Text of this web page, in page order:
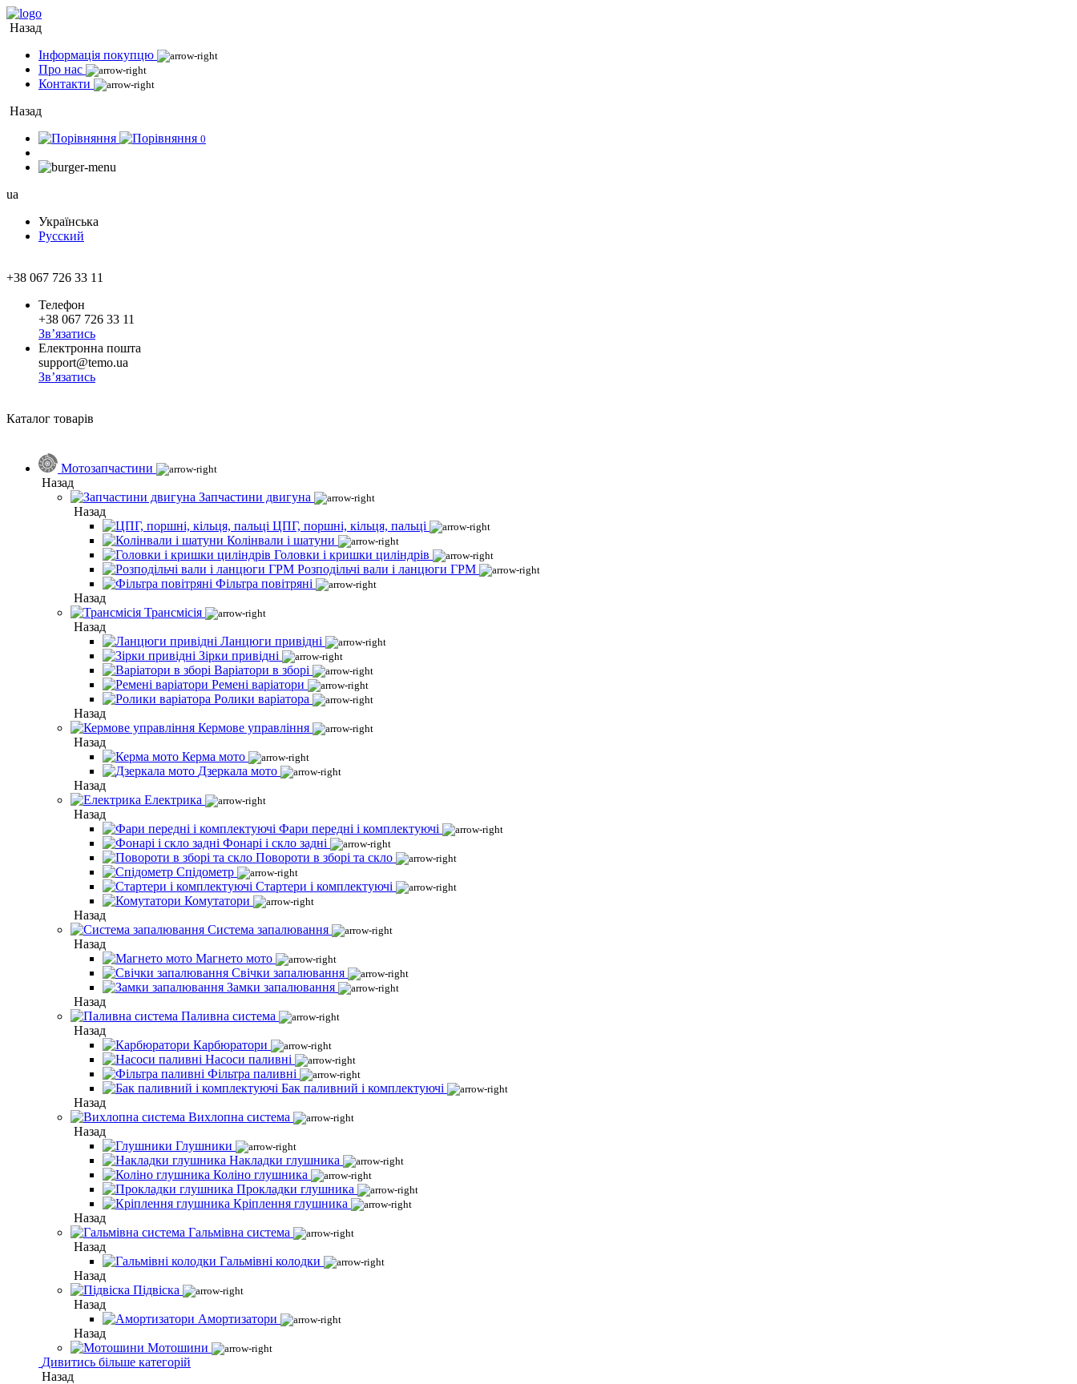
Назад
Інформація покупцю
Про нас
Контакти
Назад
0
ua
Українська
Русский
+38 067 726 33 11
Телефон
+38 067 726 33 11
Зв’язатись
Електронна пошта
support@temo.ua
Зв’язатись
Каталог товарів
Мотозапчастини
Назад
Запчастини двигуна
Назад
ЦПГ, поршні, кільця, пальці
Колінвали і шатуни
Головки і кришки циліндрів
Розподільчі вали і ланцюги ГРМ
Фільтра повітряні
Назад
Трансмісія
Назад
Ланцюги привідні
Зірки привідні
Варіатори в зборі
Ремені варіатори
Ролики варіатора
Назад
Кермове управління
Назад
Керма мото
Дзеркала мото
Назад
Електрика
Назад
Фари передні і комплектуючі
Фонарі і скло задні
Повороти в зборі та скло
Спідометр
Стартери і комплектуючі
Комутатори
Назад
Система запалювання
Назад
Магнето мото
Свічки запалювання
Замки запалювання
Назад
Паливна система
Назад
Карбюратори
Насоси паливні
Фільтра паливні
Бак паливний і комплектуючі
Назад
Вихлопна система
Назад
Глушники
Накладки глушника
Коліно глушника
Прокладки глушника
Кріплення глушника
Назад
Гальмівна система
Назад
Гальмівні колодки
Назад
Підвіска
Назад
Амортизатори
Назад
Мотошини
Дивитись більше категорій
Назад